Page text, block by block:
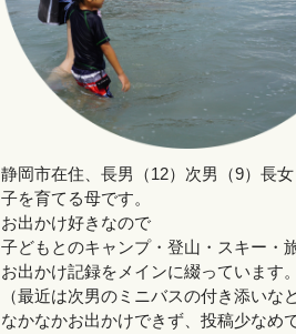
静岡市在住、長男（12）次男（9）長
子を育てる母です。
お出かけ好きなので
子どもとのキャンプ・登山・スキー・
お出かけ記録をメインに綴っています。
（最近は次男のミニバスの付き添いな
なかなかお出かけできず、投稿少なめ